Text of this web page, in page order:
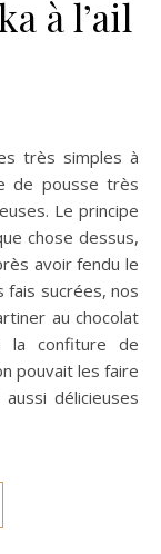
à l’ail
de pousse très
Le principe
chose dessus,
avoir fendu le
fais sucrées, nos
au chocolat
la confiture de
pouvait les faire
délicieuses